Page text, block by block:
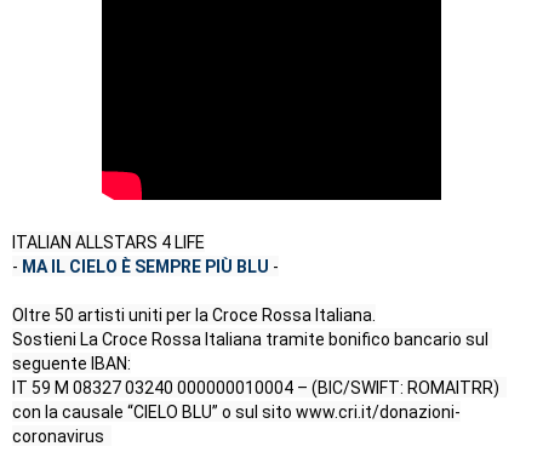
ITALIAN ALLSTARS 4 LIFE
- MA IL CIELO È SEMPRE PIÙ BLU -
Oltre 50 artisti uniti per la Croce Rossa Italiana.
Sostieni La Croce Rossa Italiana tramite bonifico bancario sul
seguente IBAN:
IT 59 M 08327 03240 000000010004 – (BIC/SWIFT: ROMAITRR)
con la causale “CIELO BLU” o sul sito www.cri.it/donazioni-
coronavirus